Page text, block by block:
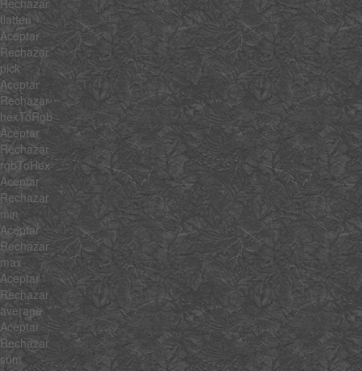
flatten
Aceptar
Rechazar
pick
Aceptar
Rechazar
hexToRgb
Aceptar
Rechazar
rgbToHex
Aceptar
Rechazar
min
Aceptar
Rechazar
max
Aceptar
Rechazar
average
Aceptar
Rechazar
sum